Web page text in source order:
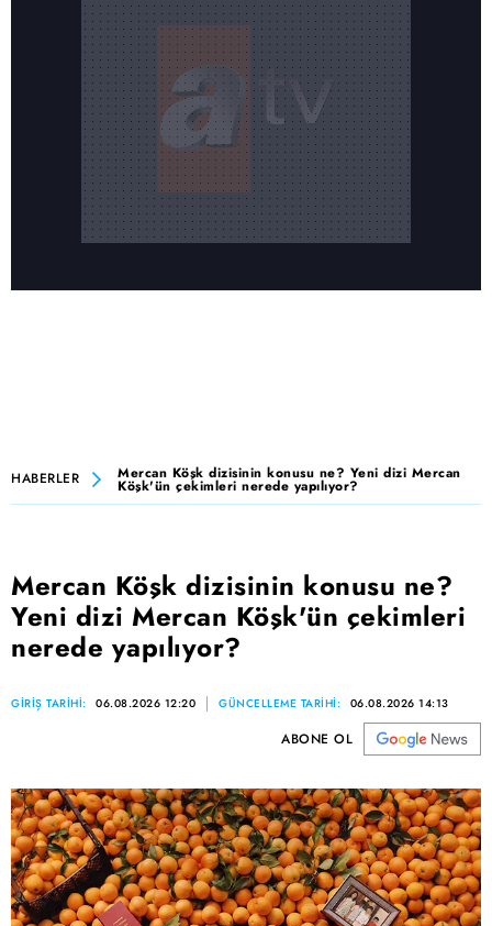
HABERLER Mercan Köşk dizisinin konusu ne? Yeni dizi Mercan
Köşk'ün çekimleri nerede yapılıyor?
Mercan Köşk dizisinin konusu ne?
Yeni dizi Mercan Köşk'ün çekimleri
nerede yapılıyor?
GİRİŞ TARİHİ: 06.08.2026 12:20 GÜNCELLEME TARİHİ: 06.08.2026 14:13
ABONE OL